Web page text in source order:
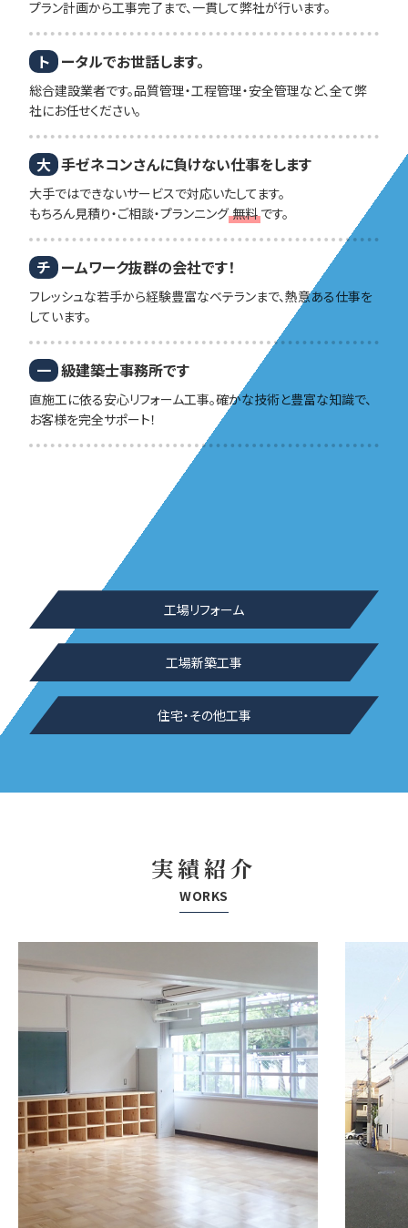
プラン計画から工事完了まで、一貫して弊社が行います。
ト ータルでお世話します。
総合建設業者です。品質管理・工程管理・安全管理など、全て弊
社にお任せください。
大 手ゼネコンさんに負けない仕事をします
大手ではできないサービスで対応いたしてます。
もちろん見積り・ご相談・プランニング無料 です。
チ ームワーク抜群の会社です！
フレッシュな若手から経験豊富なベテランまで、熱意ある仕事を
しています。
一 級建築士事務所です
直施工に依る安心リフォーム工事。確かな技術と豊富な知識で、
お客様を完全サポート！
工場リフォーム
工場新築工事
住宅・その他工事
実績紹介
WORKS